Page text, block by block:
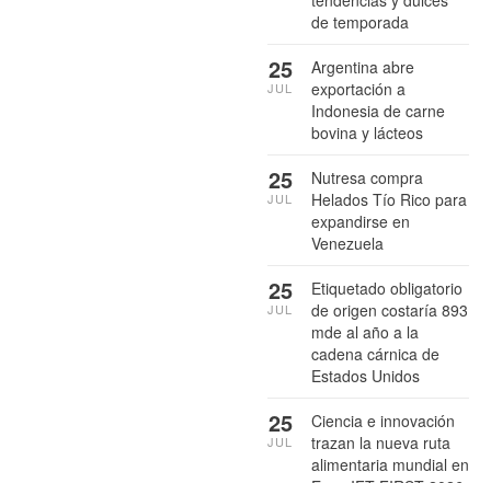
de temporada
Argentina abre
exportación a
Indonesia de carne
bovina y lácteos
25
JUL
Nutresa compra
Helados Tío Rico para
expandirse en
Venezuela
25
JUL
Etiquetado obligatorio
de origen costaría 893
mde al año a la
cadena cárnica de
Estados Unidos
25
JUL
Ciencia e innovación
trazan la nueva ruta
alimentaria mundial en
25
JUL